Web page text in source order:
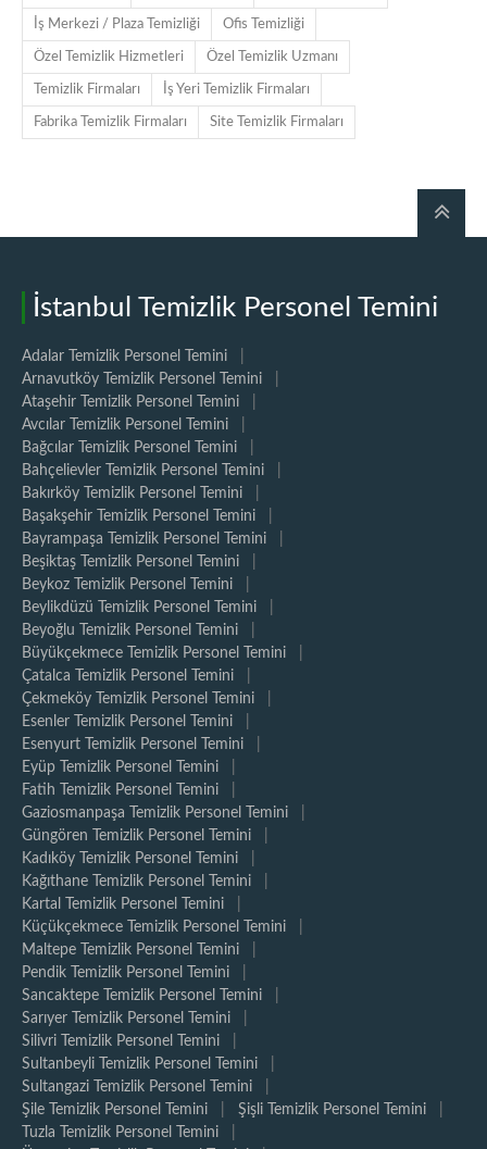
İş Merkezi / Plaza Temizliği Ofis Temizliği
Özel Temizlik Hizmetleri Özel Temizlik Uzmanı
Temizlik Firmaları İş Yeri Temizlik Firmaları
Fabrika Temizlik Firmaları Site Temizlik Firmaları
İstanbul Temizlik Personel Temini
Adalar Temizlik Personel Temini
Arnavutköy Temizlik Personel Temini
Ataşehir Temizlik Personel Temini
Avcılar Temizlik Personel Temini
Bağcılar Temizlik Personel Temini
Bahçelievler Temizlik Personel Temini
Bakırköy Temizlik Personel Temini
Başakşehir Temizlik Personel Temini
Bayrampaşa Temizlik Personel Temini
Beşiktaş Temizlik Personel Temini
Beykoz Temizlik Personel Temini
Beylikdüzü Temizlik Personel Temini
Beyoğlu Temizlik Personel Temini
Büyükçekmece Temizlik Personel Temini
Çatalca Temizlik Personel Temini
Çekmeköy Temizlik Personel Temini
Esenler Temizlik Personel Temini
Esenyurt Temizlik Personel Temini
Eyüp Temizlik Personel Temini
Fatih Temizlik Personel Temini
Gaziosmanpaşa Temizlik Personel Temini
Güngören Temizlik Personel Temini
Kadıköy Temizlik Personel Temini
Kağıthane Temizlik Personel Temini
Kartal Temizlik Personel Temini
Küçükçekmece Temizlik Personel Temini
Maltepe Temizlik Personel Temini
Pendik Temizlik Personel Temini
Sancaktepe Temizlik Personel Temini
Sarıyer Temizlik Personel Temini
Silivri Temizlik Personel Temini
Sultanbeyli Temizlik Personel Temini
Sultangazi Temizlik Personel Temini
Şile Temizlik Personel Temini
Şişli Temizlik Personel Temini
Tuzla Temizlik Personel Temini